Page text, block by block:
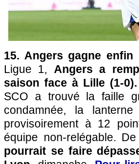
15. Angers gagne enfin
Ligue 1, Angers a
saison face à Lille (1-0).
SCO a trouvé la faille
condamnée, la
provisoirement à 12
équipe non-relégable.
pourrait se faire